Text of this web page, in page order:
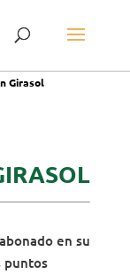
Girasol
en su
puntos